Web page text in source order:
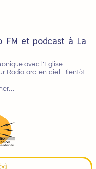
FM et podcast à La
avec l’Eglise
Radio arc-en-ciel. Bientôt